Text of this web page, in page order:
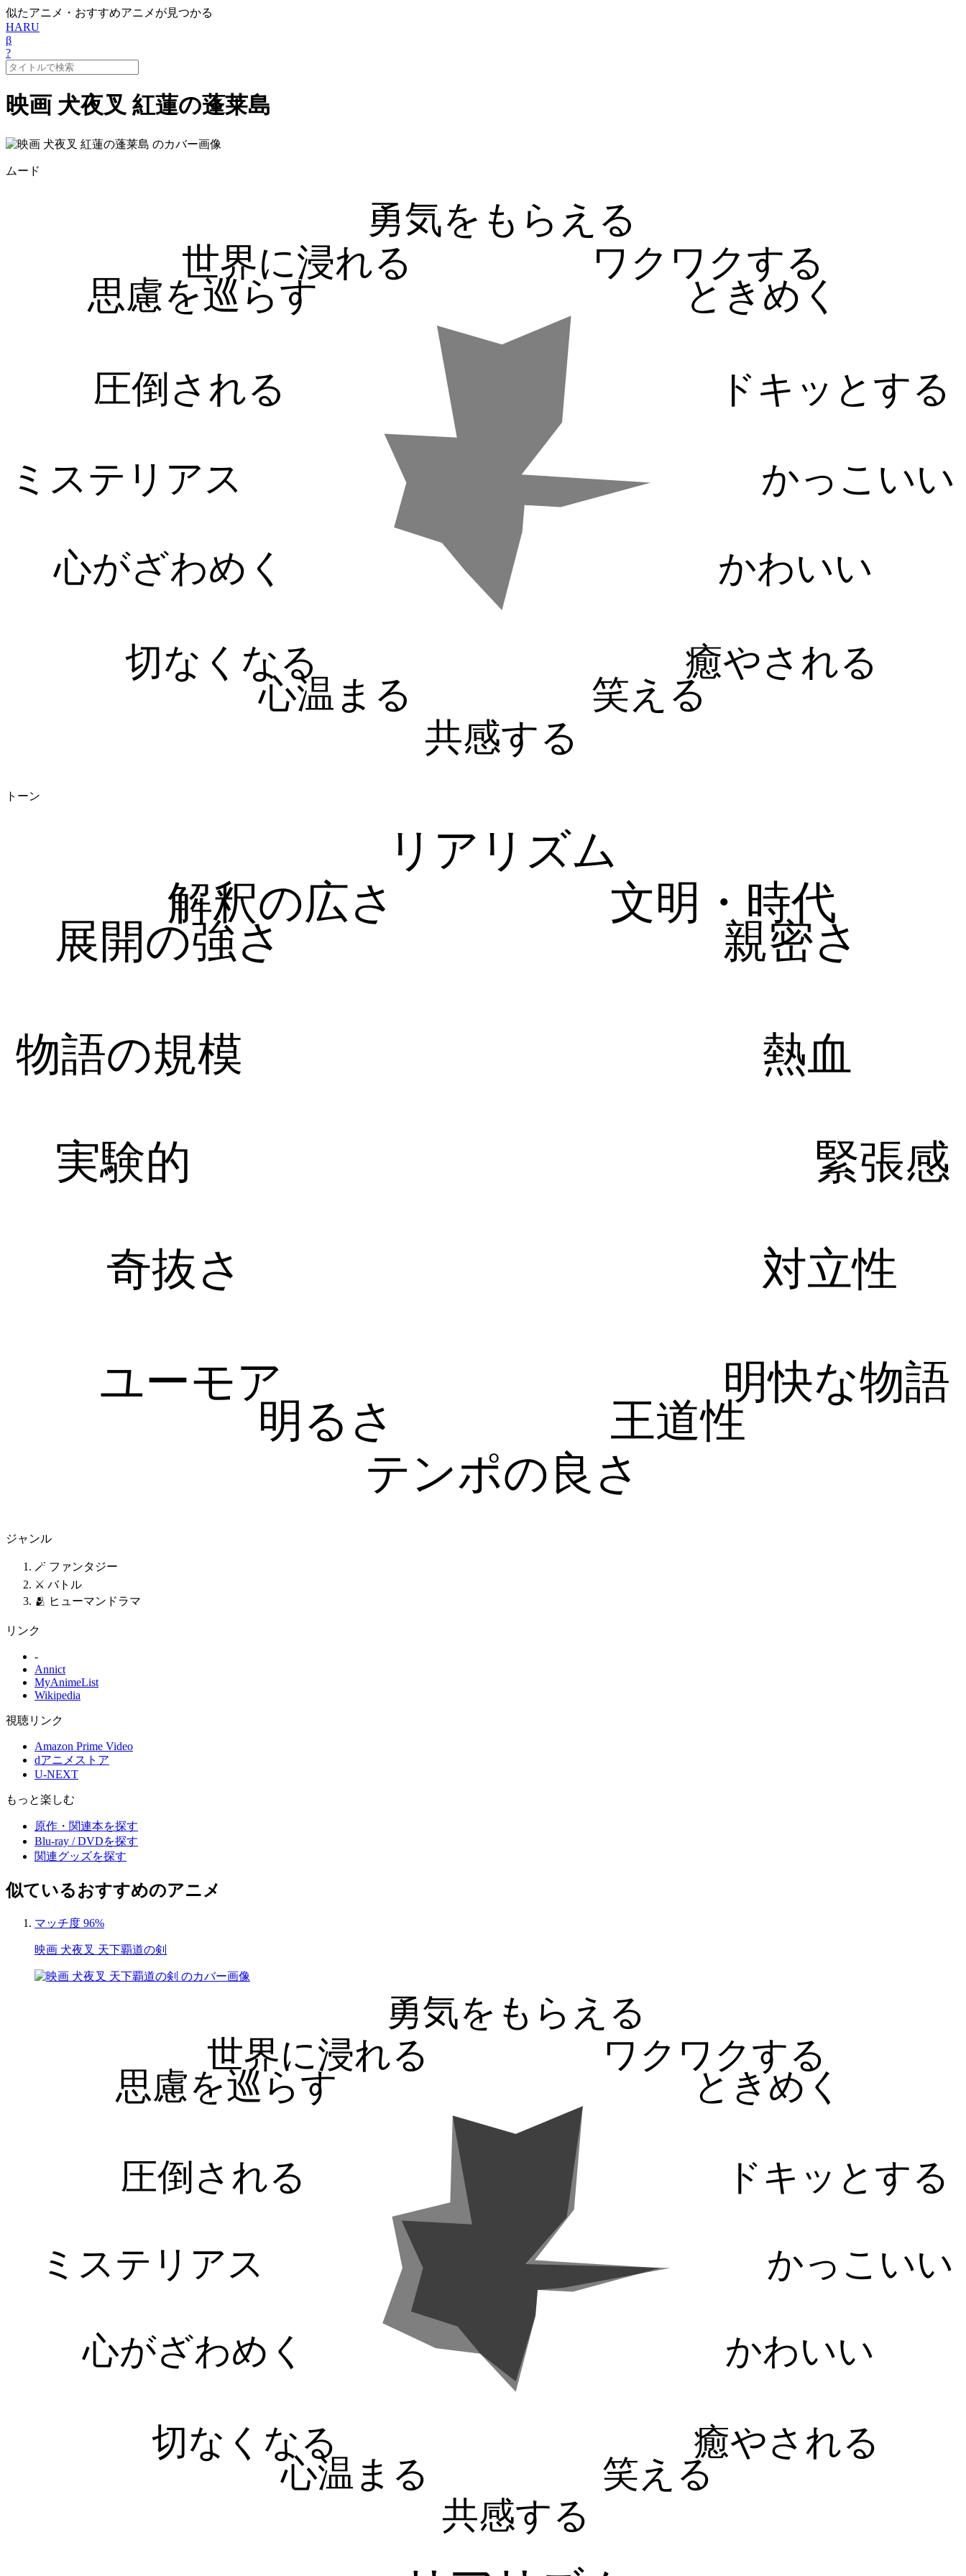
似たアニメ・おすすめアニメが見つかる
HARU
β
?
映画 犬夜叉 紅蓮の蓬莱島
ムード
勇気をもらえる
ワクワクする
ときめく
ドキッとする
かっこいい
かわいい
癒やされる
笑える
共感する
心温まる
切なくなる
心がざわめく
ミステリアス
圧倒される
思慮を巡らす
世界に浸れる
トーン
リアリズム
文明・時代
親密さ
熱血
緊張感
対立性
明快な物語
王道性
テンポの良さ
明るさ
ユーモア
奇抜さ
実験的
物語の規模
展開の強さ
解釈の広さ
ジャンル
🪄 ファンタジー
⚔️ バトル
🫂 ヒューマンドラマ
リンク
-
Annict
MyAnimeList
Wikipedia
視聴リンク
Amazon Prime Video
dアニメストア
U-NEXT
もっと楽しむ
原作・関連本を探す
Blu-ray / DVDを探す
関連グッズを探す
似ているおすすめのアニメ
マッチ度 96%
映画 犬夜叉 天下覇道の剣
勇気をもらえる
ワクワクする
ときめく
ドキッとする
かっこいい
かわいい
癒やされる
笑える
共感する
心温まる
切なくなる
心がざわめく
ミステリアス
圧倒される
思慮を巡らす
世界に浸れる